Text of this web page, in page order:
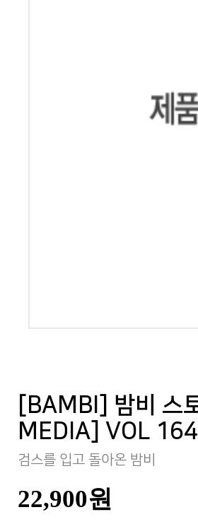
MEDIA] VOL 164
검스를 입고 돌아온 밤비
22,900원